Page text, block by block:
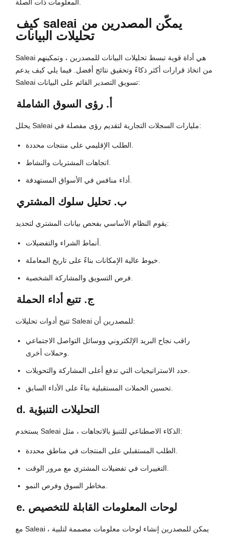
المعلومات ذات الصلة.
كيف saleai يمكّن المصدرين من
تحليلات البيانات
Saleai هي أداة قوية تبسط تحليلات البيانات للمصدرين ، وتمكينهم
من اتخاذ قرارات أكثر ذكاءً وتحقيق نتائج أفضل. فيما يلي كيف يدعم
Saleai تسويق التصدير القائم على البيانات:
أ. رؤى السوق الشاملة
يحلل Saleai مليارات السجلات التجارية لتقديم رؤى مفصلة في:
الطلب الإقليمي على منتجات محددة.
اتجاهات المشتريات والنشاط.
أداء منافس في الأسواق المستهدفة.
ب. تحليل سلوك المشتري
يقوم النظام الأساسي بفحص بيانات المشتري لتحديد:
أنماط الشراء والتفضيلات.
خيوط عالية الإمكانات بناءً على تاريخ المعاملة.
فرص التسويق والمشاركة الشخصية.
ج. تتبع أداء الحملة
تتيح أدوات تحليلات Saleai للمصدرين أن:
راقب نجاح البريد الإلكتروني ووسائل التواصل الاجتماعي
وحملات أخرى.
حدد الاستراتيجيات التي تدفع أعلى المشاركة والتحويلات.
تحسين الحملات المستقبلية بناءً على الأداء السابق.
d. التحليلات التنبؤية
يستخدم Saleai الذكاء الاصطناعي للتنبؤ بالاتجاهات ، مثل:
الطلب المستقبلي على المنتجات في مناطق محددة.
التغييرات في تفضيلات المشتري مع مرور الوقت.
مخاطر السوق وفرص النمو.
e. لوحات المعلومات القابلة للتخصيص
مع Saleai ، يمكن للمصدرين إنشاء لوحات معلومات مصممة لتلبية